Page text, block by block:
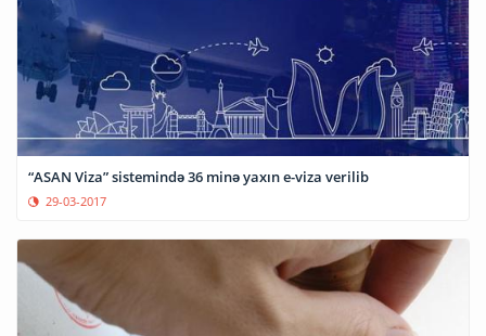
“ASAN Viza” sistemində 36 minə yaxın e-viza verilib
29-03-2017